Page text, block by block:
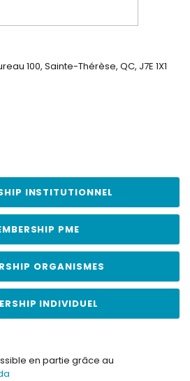
100, Sainte-Thérèse, QC, J7E 1X1
INSTITUTIONNEL
PME
ORGANISMES
INDIVIDUEL
en partie grâce au